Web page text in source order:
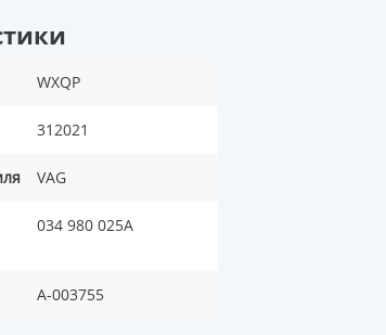
WXQP
312021
VAG
034 980 025A
A-003755